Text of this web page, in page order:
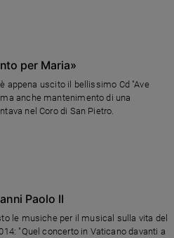
per Maria»
appena uscito il bellissimo Cd "Ave
anche mantenimento di una
nel Coro di San Pietro.
Paolo II
le musiche per il musical sulla vita del
"Quel concerto in Vaticano davanti a